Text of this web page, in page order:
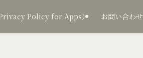
Privacy Policy for Apps） お問い合わせ